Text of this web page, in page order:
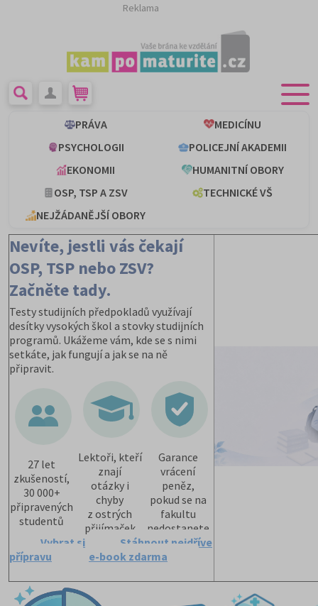
Reklama
PRÁVA
MEDICÍNU
PSYCHOLOGII
POLICEJNÍ AKADEMII
EKONOMII
HUMANITNÍ OBORY
OSP, TSP A ZSV
TECHNICKÉ VŠ
NEJŽÁDANĚJŠÍ OBORY
Nevíte, jestli vás čekají
OSP, TSP nebo ZSV?
Začněte tady.
Testy studijních předpokladů využívají
desítky vysokých škol a stovky studijních
programů. Ukážeme vám, kde se s nimi
setkáte, jak fungují a jak se na ně
připravit.
27 let
zkušeností,
30 000+
připravených
studentů
Lektoři, kteří
znají
otázky i
chyby
z ostrých
přijímaček
Garance
vrácení
peněz,
pokud se na
fakultu
nedostanete
Vybrat si
přípravu
Stáhnout nejdříve
e-book zdarma